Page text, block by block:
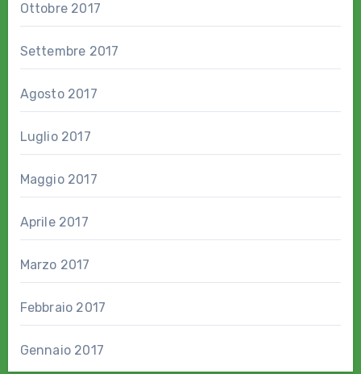
Ottobre 2017
Settembre 2017
Agosto 2017
Luglio 2017
Maggio 2017
Aprile 2017
Marzo 2017
Febbraio 2017
Gennaio 2017